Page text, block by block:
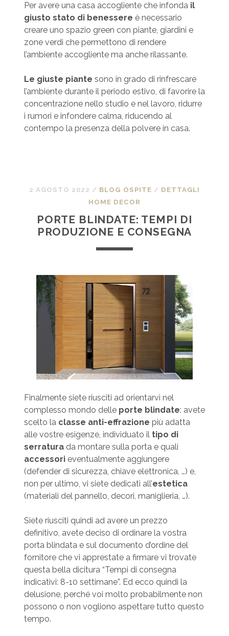
Per avere una casa accogliente che infonda il
giusto stato di benessere è necessario
creare uno spazio green con piante, giardini e
zone verdi che permettono di rendere
l’ambiente accogliente ma anche rilassante.
Le giuste piante sono in grado di rinfrescare
l’ambiente durante il periodo estivo, di favorire la
concentrazione nello studio e nel lavoro, ridurre
i rumori e infondere calma, riducendo al
contempo la presenza della polvere in casa.
2 AGOSTO 2022 / BLOG OSPITE / DETTAGLI
HOME DECOR
PORTE BLINDATE: TEMPI DI
PRODUZIONE E CONSEGNA
Finalmente siete riusciti ad orientarvi nel
complesso mondo delle porte blindate: avete
scelto la classe anti-effrazione più adatta
alle vostre esigenze, individuato il tipo di
serraturada montare sulla porta e quali
accessorieventualmente aggiungere
(defender di sicurezza, chiave elettronica, …) e,
non per ultimo, vi siete dedicati all’estetica
(materiali del pannello, decori, maniglieria, …).
Siete riusciti quindi ad avere un prezzo
definitivo, avete deciso di ordinare la vostra
porta blindata e sul documento d’ordine del
fornitore che vi apprestate a firmare vi trovate
questa bella dicitura “Tempi di consegna
indicativi: 8-10 settimane”. Ed ecco quindi la
delusione, perché voi molto probabilmente non
possono o non vogliono aspettare tutto questo
tempo.